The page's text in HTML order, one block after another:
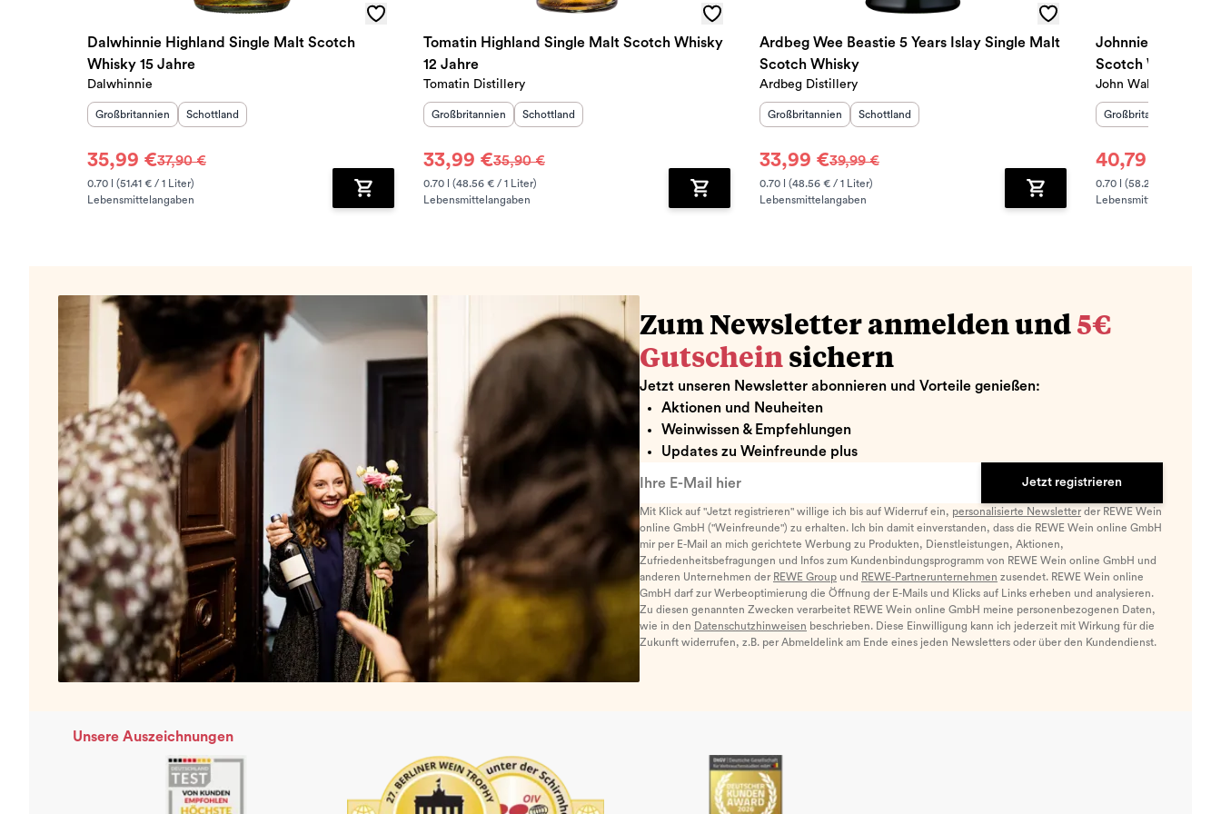
Dalwhinnie Highland Single Malt Scotch
Whisky 15 Jahre
Dalwhinnie
Herkunftsland:
Großbritannien Herkunftsregion
Schottland
35,99 €37,90 €
0.70 l (51.41 € / 1 Liter)
Lebensmittelangaben
Zum Warenkorb hinzufügen
Tomatin Highland Single Malt Scotch Whisky
12 Jahre
Tomatin Distillery
Herkunftsland:
Großbritannien Herkunftsregion
Schottland
33,99 €35,90 €
0.70 l (48.56 € / 1 Liter)
Lebensmittelangaben
Zum Warenkorb hinzufügen
Ardbeg Wee Beastie 5 Years Islay Single Malt
Scotch Whisky
Ardbeg Distillery
Herkunftsland:
Großbritannien Herkunftsregion
Schottland
33,99 €39,99 €
0.70 l (48.56 € / 1 Liter)
Lebensmittelangaben
Zum Warenkorb hinzufügen
Johnnie Walker
Scotch Whisky
John Walker & Sons
Herkunftsland
Großbritannien
40,79 €
0.70 l (58.27 € / 1 Liter)
Lebensmittelangaben
Zum Newsletter anmelden und 5€
Gutschein sichern
Jetzt unseren Newsletter abonnieren und Vorteile genießen:
Aktionen und Neuheiten
Weinwissen & Empfehlungen
Updates zu Weinfreunde plus
Jetzt registrieren
Mit Klick auf "Jetzt registrieren" willige ich bis auf Widerruf ein, personalisierte Newsletterder REWE Wein
online GmbH ("Weinfreunde") zu erhalten. Ich bin damit einverstanden, dass die REWE Wein online GmbH
mir per E-Mail an mich gerichtete Werbung zu Produkten, Dienstleistungen, Aktionen,
Zufriedenheitsbefragungen und Infos zum Kundenbindungsprogramm von REWE Wein online GmbH und
anderen Unternehmen der REWE Group und REWE-Partnerunternehmen zusendet. REWE Wein online
GmbH darf zur Werbeoptimierung die Öffnung der E-Mails und Klicks auf Links erheben und analysieren.
Zu diesen genannten Zwecken verarbeitet REWE Wein online GmbH meine personenbezogenen Daten,
wie in den Datenschutzhinweisen beschrieben. Diese Einwilligung kann ich jederzeit mit Wirkung für die
Zukunft widerrufen, z.B. per Abmeldelink am Ende eines jeden Newsletters oder über den Kundendienst.
Unsere Auszeichnungen